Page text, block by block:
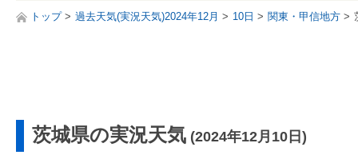
トップ 過去天気(実況天気)2024年12月 10日 関東・甲信地方
茨城県の実況天気 (2024年12月10日)